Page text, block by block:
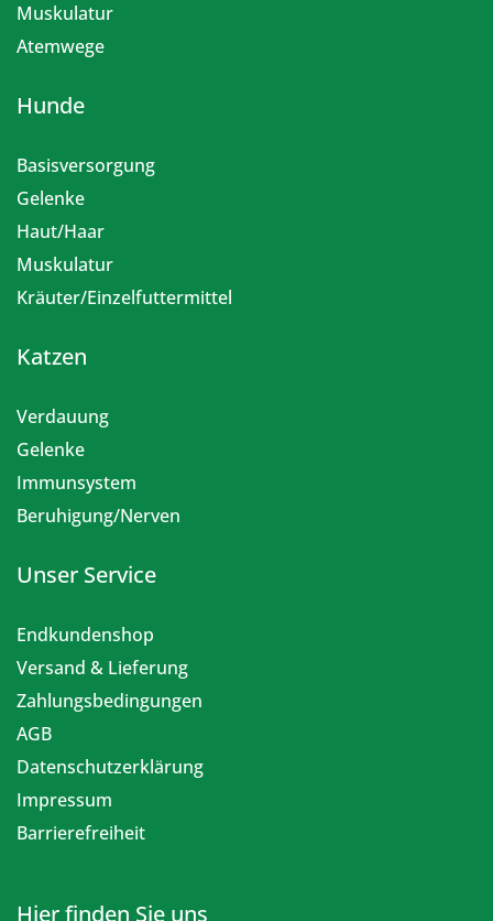
Muskulatur
Atemwege
Hunde
Basisversorgung
Gelenke
Haut/Haar
Muskulatur
Kräuter/Einzelfuttermittel
Katzen
Verdauung
Gelenke
Immunsystem
Beruhigung/Nerven
Unser Service
Endkundenshop
Versand & Lieferung
Zahlungsbedingungen
AGB
Datenschutzerklärung
Impressum
Barrierefreiheit
Hier finden Sie uns